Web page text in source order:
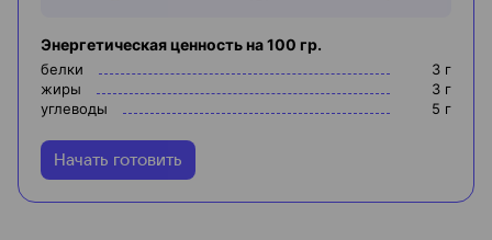
Энергетическая ценность на 100 гр.
белки 3 г
жиры
3 г
углеводы
5 г
Начать готовить